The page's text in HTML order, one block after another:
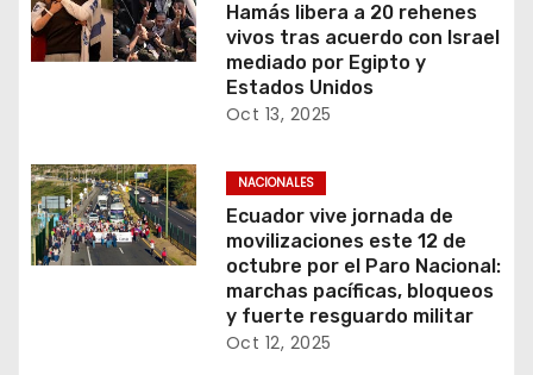
Hamás libera a 20 rehenes
vivos tras acuerdo con Israel
mediado por Egipto y
Estados Unidos
Oct 13, 2025
NACIONALES
Ecuador vive jornada de
movilizaciones este 12 de
octubre por el Paro Nacional:
marchas pacíficas, bloqueos
y fuerte resguardo militar
Oct 12, 2025